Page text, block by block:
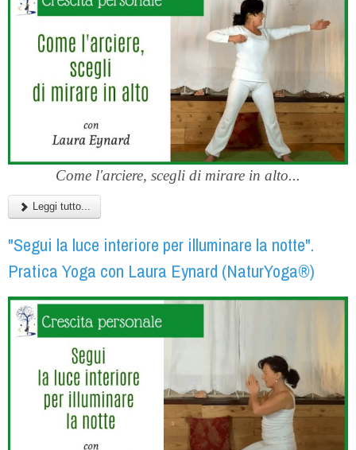
Come l'arciere, scegli di mirare in alto...
Leggi tutto...
"Segui la luce interiore per illuminare la notte".
Pratica Yoga con Laura Eynard (NaturYoga®)